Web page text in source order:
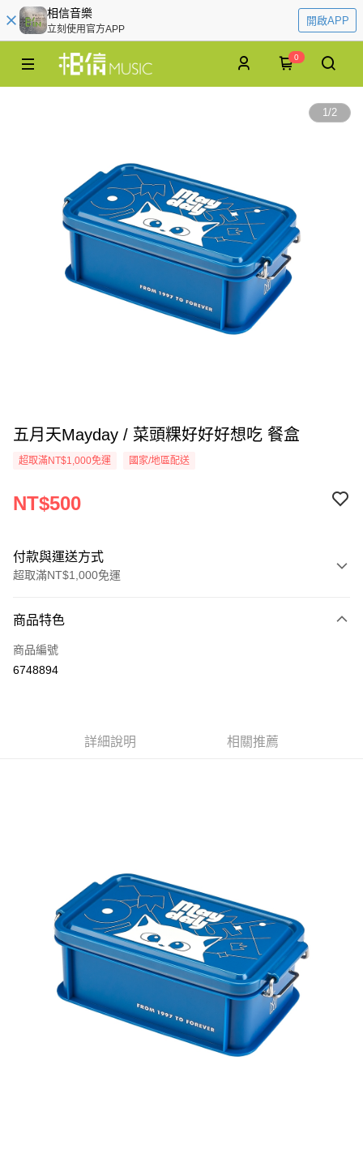
相信音樂
立刻使用官方APP
開啟APP
0
1/2
五月天Mayday / 菜頭粿好好好想吃 餐盒
超取滿NT$1,000免運 國家/地區配送
NT$500
付款與運送方式
超取滿NT$1,000免運
信用卡一次付款
超商取貨付款
全家取貨付款
每筆NT$65，滿NT$1,000(含以上)免運費
付款後全家取貨
每筆NT$65，滿NT$1,000(含以上)免運費
7-11取貨付款
每筆NT$65，滿NT$1,000(含以上)免運費
商品特色
商品編號
6748894
詳細說明 相關推薦